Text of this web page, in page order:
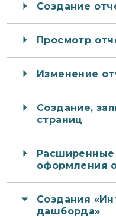
Создание
Просмотр
Изменение
Создание,
страниц
оформления
Создания
дашборда»